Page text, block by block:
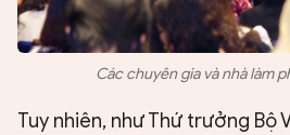
Các chuyên gia và nhà làm
Tuy nhiên, như Thứ trưởng Bộ